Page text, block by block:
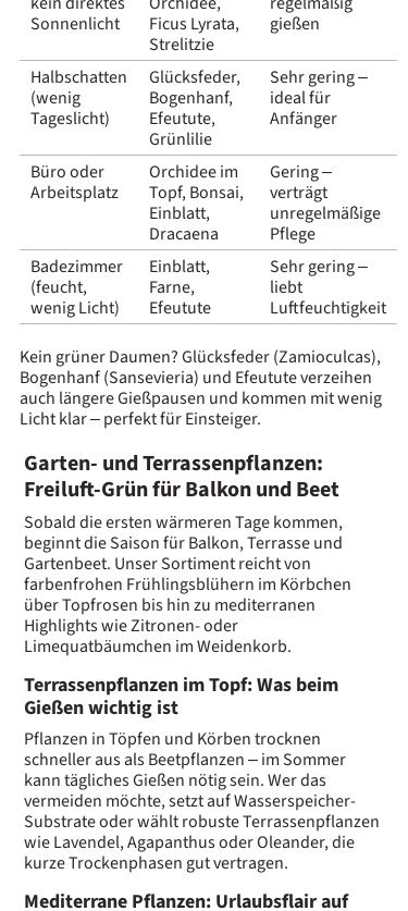
Sonnenlicht
Ficus Lyrata,
Strelitzie
gießen
Halbschatten
(wenig
Tageslicht)
Glücksfeder,
Bogenhanf,
Efeutute,
Grünlilie
Sehr gering –
ideal für
Anfänger
Büro oder
Arbeitsplatz
Orchidee im
Topf, Bonsai,
Einblatt,
Dracaena
Gering –
verträgt
unregelmäßige
Pflege
Badezimmer
(feucht,
wenig Licht)
Einblatt,
Farne,
Efeutute
Sehr gering –
liebt
Luftfeuchtigkeit
Kein grüner Daumen? Glücksfeder (Zamioculcas),
Bogenhanf (Sansevieria) und Efeutute verzeihen
auch längere Gießpausen und kommen mit wenig
Licht klar – perfekt für Einsteiger.
Garten- und Terrassenpflanzen:
Freiluft-Grün für Balkon und Beet
Sobald die ersten wärmeren Tage kommen,
beginnt die Saison für Balkon, Terrasse und
Gartenbeet. Unser Sortiment reicht von
farbenfrohen Frühlingsblühern im Körbchen
über Topfrosen bis hin zu mediterranen
Highlights wie Zitronen- oder
Limequatbäumchen im Weidenkorb.
Terrassenpflanzen im Topf: Was beim
Gießen wichtig ist
Pflanzen in Töpfen und Körben trocknen
schneller aus als Beetpflanzen – im Sommer
kann tägliches Gießen nötig sein. Wer das
vermeiden möchte, setzt auf Wasserspeicher-
Substrate oder wählt robuste Terrassenpflanzen
wie Lavendel, Agapanthus oder Oleander, die
kurze Trockenphasen gut vertragen.
Mediterrane Pflanzen: Urlaubsflair auf